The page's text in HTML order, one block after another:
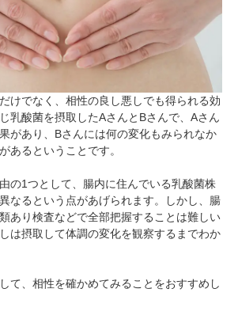
けでなく、相性の良し悪しでも得られる効
乳酸菌を摂取したAさんとBさんで、Aさん
があり、Bさんには何の変化もみられなか
あるということです。
の1つとして、腸内に住んでいる乳酸菌株
なるという点があげられます。しかし、腸
あり検査などで全部把握することは難しい
は摂取して体調の変化を観察するまでわか
て、相性を確かめてみることをおすすめし